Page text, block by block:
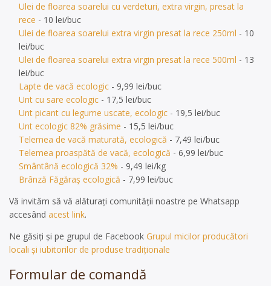
Ulei de floarea soarelui cu verdeturi, extra virgin, presat la
rece - 10 lei/buc
Ulei de floarea soarelui extra virgin presat la rece 250ml - 10
lei/buc
Ulei de floarea soarelui extra virgin presat la rece 500ml - 13
lei/buc
Lapte de vacă ecologic - 9,99 lei/buc
Unt cu sare ecologic - 17,5 lei/buc
Unt picant cu legume uscate, ecologic - 19,5 lei/buc
Unt ecologic 82% grăsime - 15,5 lei/buc
Telemea de vacă maturată, ecologică - 7,49 lei/buc
Telemea proaspătă de vacă, ecologică - 6,99 lei/buc
Smântână ecologică 32% - 9,49 lei/kg
Brânză Făgăraș ecologică - 7,99 lei/buc
Vă invităm să vă alăturați comunității noastre pe Whatsapp
accesând acest link.
Ne găsiți și pe grupul de Facebook Grupul micilor producători
locali și iubitorilor de produse tradiționale
Formular de comandă